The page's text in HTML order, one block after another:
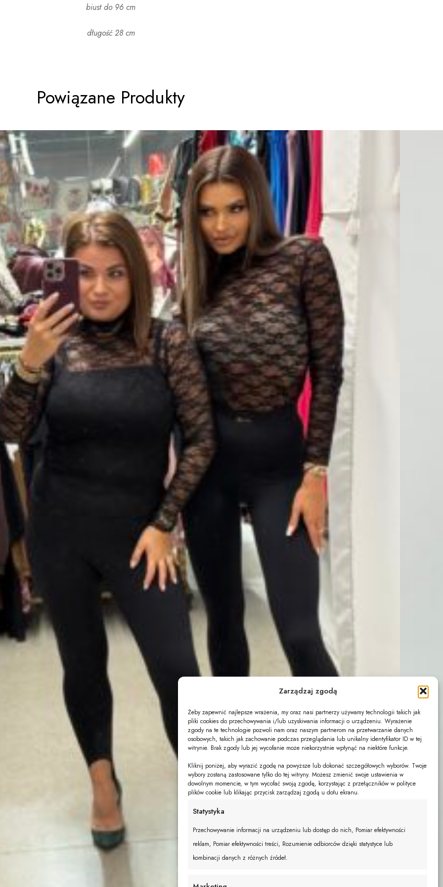
Zarządzaj zgodą
Żeby zapewnić najlepsze wrażenia, my oraz nasi partnerzy używamy technologii takich jak
pliki cookies do przechowywania i/lub uzyskiwania informacji o urządzeniu. Wyrażenie
zgody na te technologie pozwoli nam oraz naszym partnerom na przetwarzanie danych
osobowych, takich jak zachowanie podczas przeglądania lub unikalny identyfikator ID w tej
witrynie. Brak zgody lub jej wycofanie może niekorzystnie wpłynąć na niektóre funkcje.
Kliknij poniżej, aby wyrazić zgodę na powyższe lub dokonać szczegółowych wyborów. Twoje
wybory zostaną zastosowane tylko do tej witryny. Możesz zmienić swoje ustawienia w
dowolnym momencie, w tym wycofać swoją zgodę, korzystając z przełączników w polityce
plików cookie lub klikając przycisk zarządzaj zgodą u dołu ekranu.
Statystyka
Przechowywanie informacji na urządzeniu lub dostęp do nich, Pomiar efektywności
reklam, Pomiar efektywności treści, Rozumienie odbiorców dzięki statystyce lub
kombinacji danych z różnych źródeł.
biust do 96 cm
długość 28 cm
Powiązane Produkty